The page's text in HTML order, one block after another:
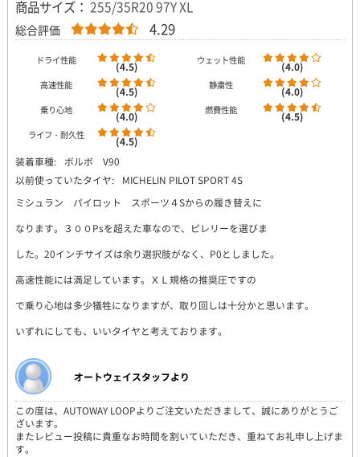
商品サイズ： 255/35R20 97Y XL
総合評価 4.29
ドライ性能 (4.5) ウェット性能 (4.0)
高速性能 (4.5) 静粛性 (4.0)
乗り心地 (4.0) 燃費性能 (4.5)
ライフ・耐久性
(4.5)
装着車種:
ボルボ V90
以前使っていたタイヤ:
MICHELIN PILOT SPORT 4S
ミシュラン パイロット スポーツ４Sからの履き替えに
なります。３００Psを超えた車なので、ピレリーを選びま
した。20インチサイズは余り選択肢がなく、P0としました。
高速性能には満足しています。ＸＬ規格の推奨圧ですの
で乗り心地は多少犠牲になりますが、取り回しは十分かと思います。
いずれにしても、いいタイヤと考えております。
オートウェイスタッフより
この度は、AUTOWAY LOOPよりご注文いただきまして、誠にありがとうご
ざいます。
またレビュー投稿に貴重なお時間を割いていただき、重ねてお礼申し上げま
す。